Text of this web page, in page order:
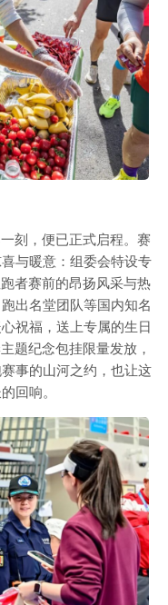
刻，便已正式启程。赛
与暖意：组委会特设专
者赛前的昂扬风采与热
出名堂团队等国内知名
祝福，送上专属的生日
题纪念包挂限量发放，
事的山河之约，也让这
回响。